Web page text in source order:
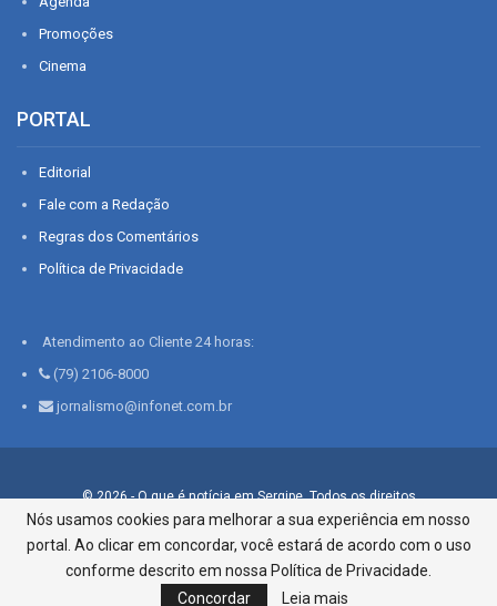
Promoções
Cinema
PORTAL
Editorial
Fale com a Redação
Regras dos Comentários
Política de Privacidade
Atendimento ao Cliente 24 horas:
(79) 2106-8000
jornalismo@infonet.com.br
© 2026 - O que é notícia em Sergipe. Todos os direitos
reservados.
Infonet - Rua Monsenhor Silveira 276, Bairro São José |
Aracaju-SE, CEP 49015-030, Fone: 79.2106.8000 - CI Centro de
Informações LTDA
Nós usamos cookies para melhorar a sua experiência em nosso
portal. Ao clicar em concordar, você estará de acordo com o uso
conforme descrito em nossa Política de Privacidade.
Concordar
Leia mais